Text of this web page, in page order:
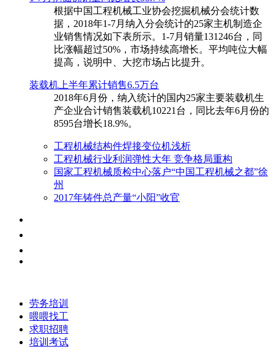
根据中国工程机械工业协会挖掘机械分会统计数
据，2018年1-7月纳入分会统计的25家主机制造企
业销售情况如下表所示。1-7月销量131246台，同
比涨幅超过50%，市场持续高增长。平均吨位大幅
提高，说明中、大挖市场占比提升。
装载机上半年累计销售6.5万台
​2018年6月份，纳入统计的国内25家主要装载机生
产企业合计销售装载机10221台，同比去年6月份的
8595台增长18.9%。
工程机械结构件焊接变位机浅析
工程机械行业利润弹性大年 竞争格局重构
国家工程机械质检中心落户“中国工程机械之都”徐
州
2017年铸件总产量“小阳”收官
劳务培训
喂喂找工
求职招聘
培训考试